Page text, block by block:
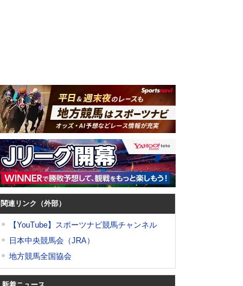
関連リンク（外部）
【YouTube】スポーツナビ競馬チャンネル
日本中央競馬会（JRA）
地方競馬全国協会